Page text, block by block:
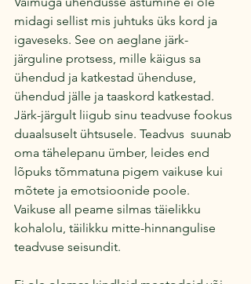
midagi sellist mis juhtuks üks kord ja
igaveseks. See on aeglane järk-
järguline protsess, mille käigus sa
ühendud ja katkestad ühenduse,
ühendud jälle ja taaskord katkestad.
Järk-järgult liigub sinu teadvuse fookus
duaalsuselt ühtsusele. Teadvus  suunab
oma tähelepanu ümber, leides end
lõpuks tõmmatuna pigem vaikuse kui
mõtete ja emotsioonide poole.
Vaikuse all peame silmas täielikku
kohalolu, täilikku mitte-hinnangulise
teadvuse seisundit.